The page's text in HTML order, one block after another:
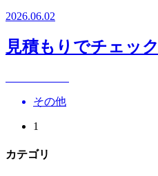
2026.06.02
見積もりでチェッ
その他
1
カテゴリ